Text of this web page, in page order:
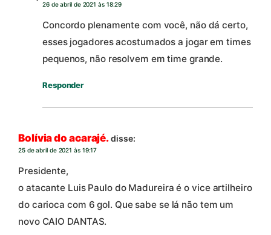
26 de abril de 2021 às 18:29
Concordo plenamente com você, não dá certo,
esses jogadores acostumados a jogar em times
pequenos, não resolvem em time grande.
Responder
Bolívia do acarajé.disse:
25 de abril de 2021 às 19:17
Presidente,
o atacante Luis Paulo do Madureira é o vice artilheiro
do carioca com 6 gol. Que sabe se lá não tem um
novo CAIO DANTAS.